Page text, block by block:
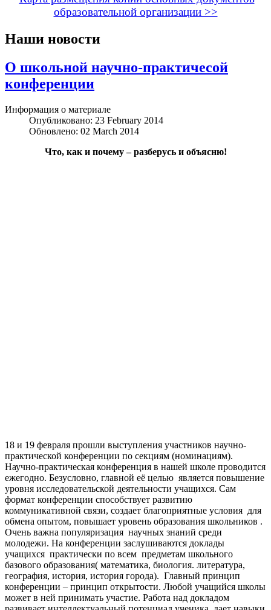
образовательной организации >>
Наши новости
О школьной научно-практичесой
конференции
Информация о материале
Опубликовано: 23 February 2014
Обновлено: 02 March 2014
Что, как и почему – разберусь и объясню!
18 и 19 февраля прошли выступления участников научно-
практической конференции по секциям (номинациям).
Научно-практическая конференция в нашей школе проводится
ежегодно. Безусловно, главной её целью является повышение
уровня исследовательской деятельности учащихся. Сам
формат конференции способствует развитию
коммуникативной связи, создает благоприятные условия для
обмена опытом, повышает уровень образования школьников .
Очень важна популяризация научных знаний среди
молодежи. На конференции заслушиваются доклады
учащихся практически по всем предметам школьного
базового образования( математика, биология. литература,
география, история, история города). Главный принцип
конференции – принцип открытости. Любой учащийся школы
может в ней принимать участие. Работа над докладом